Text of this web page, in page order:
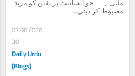
مضبوط کر دیتی...
07.06.2026
30
Daily Urdu
(Blogs)